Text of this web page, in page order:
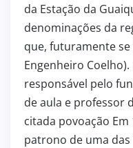
da Estação da
denominações da
que, futuramente
Engenheiro
responsável pelo
de aula e professor
citada povoação
patrono de uma